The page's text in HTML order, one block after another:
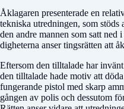
Åklagaren presenterade en
tekniska utredningen, som
den andre mannen som satt
dig­heterna anser tingsrätten att
Eftersom den tilltalade har
den tilltalade hade motiv att
fungerande pistol med skarp
gången av polis och dessutom